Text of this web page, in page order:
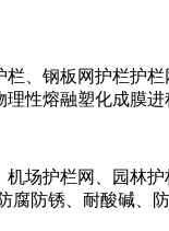
、钢板网护栏护
性熔融塑化成膜进
场护栏网、园林
防锈、耐酸碱